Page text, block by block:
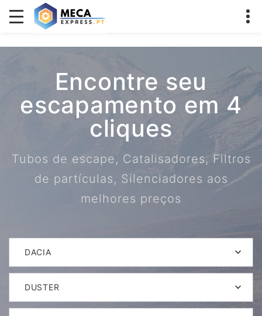
Encontre seu
escapamento em 4
cliques
Tubos de escape, Catalisadores, Filtros
de partículas, Silenciadores aos
melhores preços
DACIA
DUSTER